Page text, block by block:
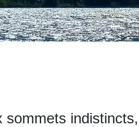
sommets